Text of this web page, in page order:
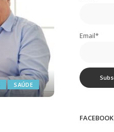
SAÚDE
Email*
FACEBOOK